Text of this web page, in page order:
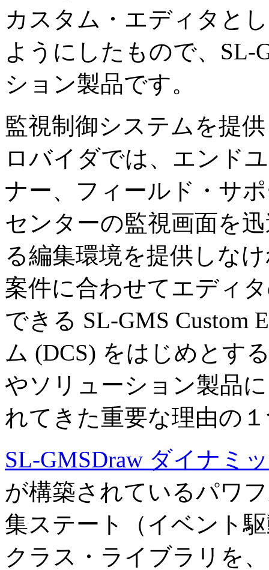
カスタム・エディタと
ようにしたもので、SL-
ション製品です。
監視制御システムを提
ロバイダでは、エンド
ナー、フィールド・サ
センターの監視画面を
る編集環境を提供しな
案件に合わせてエディ
できる SL-GMS Custom
ム (DCS) をはじめとす
やソリューション製品
れてきた重要な理由の
SL-GMSDraw ダイナミ
が構築されているパワ
集ステート（イベント
クラス・ライブラリを